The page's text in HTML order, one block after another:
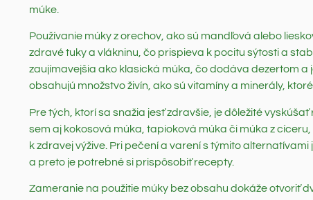
múke.
Používanie múky z orechov, ako sú mandľová alebo
zdravé tuky a vlákninu, čo prispieva k pocitu sýtosti a
zaujímavejšia ako klasická múka, čo dodáva dezertom
obsahujú množstvo živín, ako sú vitamíny a minerály,
Pre tých, ktorí sa snažia jesť zdravšie, je dôležité
sem aj kokosová múka, tapioková múka či múka z
k zdravej výžive. Pri pečení a varení s týmito
a preto je potrebné si prispôsobiť recepty.
Zameranie na použitie múky bez obsahu dokáže otvoriť